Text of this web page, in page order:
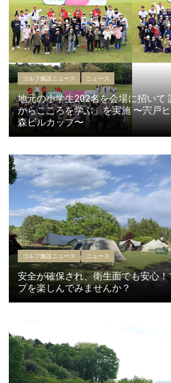
ゴルフ施設ニュース ニュース
地元の小学生202名を会場に招いて
からこころを学ぶ」を実施 〜宍戸
森ビルカップ〜
ゴルフ施設ニュース ニュース
安全が確保され、衛生面でも安心
プを楽しんでみませんか？